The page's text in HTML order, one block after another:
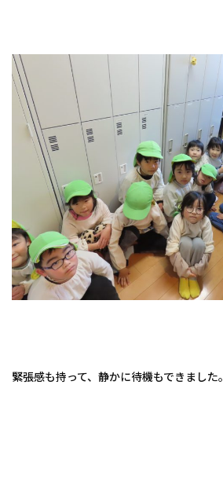
緊張感も持って、静かに待機もできました。